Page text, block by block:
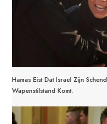
Hamas Eist Dat Israël Zijn
Wapenstilstand Komt.